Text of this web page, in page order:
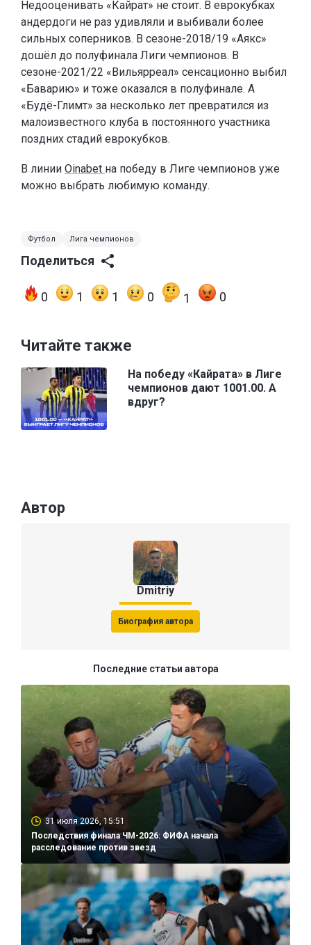
Недооценивать «Кайрат» не стоит. В еврокубках
андердоги не раз удивляли и выбивали более
сильных соперников. В сезоне-2018/19 «Аякс»
дошёл до полуфинала Лиги чемпионов. В
сезоне-2021/22 «Вильярреал» сенсационно выбил
«Баварию» и тоже оказался в полуфинале. А
«Будё-Глимт» за несколько лет превратился из
малоизвестного клуба в постоянного участника
поздних стадий еврокубков.
В линии Oinabet на победу в Лиге чемпионов уже
можно выбрать любимую команду.
Футбол Лига чемпионов
Поделиться
0 1 1 0 1 0
Читайте также
На победу «Кайрата» в Лиге
чемпионов дают 1001.00. А
вдруг?
Автор
Dmitriy
Биография автора
Последние статьи автора
31 июля 2026, 15:51
Последствия финала ЧМ-2026: ФИФА начала
расследование против звезд